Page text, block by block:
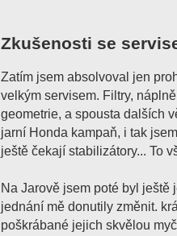
Zkušenosti se
Zatím jsem absolvoval jen
velkým servisem. Filtry,
geometrie, a spousta dalších
jarní Honda kampaň, i tak
ještě čekají stabilizátory... To
Na Jarově jsem poté byl ještě
jednání mě donutily změnit.
poškrábané jejich skvělou